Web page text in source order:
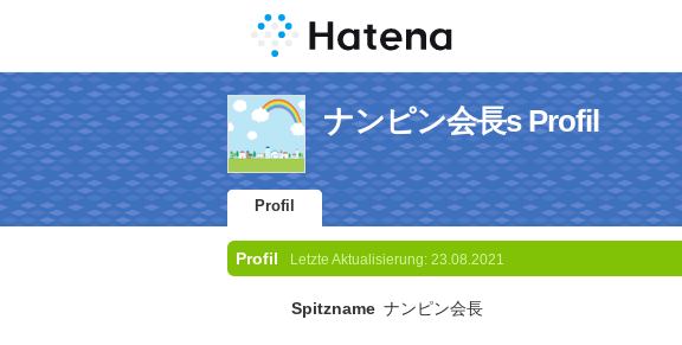
ナンピン会長s Profil
Profil
Profil Letzte Aktualisierung: 23.08.2021
Spitzname ナンピン会長